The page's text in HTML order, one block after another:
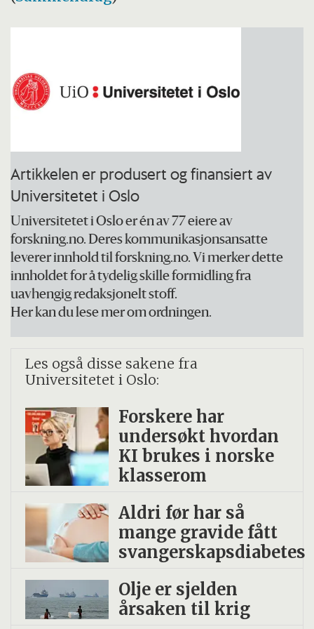
Artikkelen er produsert og finansiert av
Universitetet i Oslo
Universitetet i Oslo er én av 77 eiere av
forskning.no. Deres kommunikasjonsansatte
leverer innhold til forskning.no. Vi merker dette
innholdet for å tydelig skille formidling fra
uavhengig redaksjonelt stoff.
Her kan du lese mer om ordningen.
Les også disse sakene fra
Universitetet i Oslo:
Forskere har
undersøkt hvordan
KI brukes i norske
klasserom
Aldri før har så
mange gravide fått
svangerskapsdiabetes
Olje er sjelden
årsaken til krig